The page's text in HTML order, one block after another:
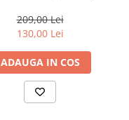
209,00 Lei
130,00 Lei
ADAUGA IN COS